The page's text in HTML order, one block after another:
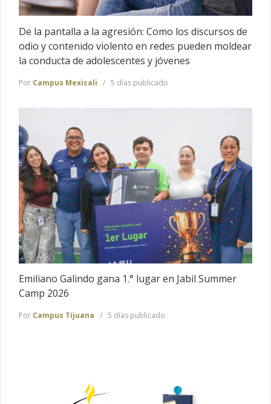
De la pantalla a la agresión: Como los discursos de
odio y contenido violento en redes pueden moldear
la conducta de adolescentes y jóvenes
Por Campus Mexicali 5 días publicado
Emiliano Galindo gana 1.° lugar en Jabil Summer
Camp 2026
Por Campus Tijuana 5 días publicado